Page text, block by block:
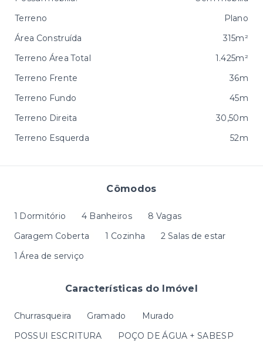
Cômodos
1 Dormitório 4 Banheiros
8 Vagas
Garagem Coberta
1 Cozinha
2 Salas de estar
1 Área de serviço
Características do Imóvel
Churrasqueira Gramado
Murado
POSSUI ESCRITURA
POÇO DE ÁGUA + SABESP
Terreno
Plano
Área Construída
315m²
Terreno Área Total
1.425m²
Terreno Frente
36m
Terreno Fundo
45m
Terreno Direita
30,50m
Terreno Esquerda
52m